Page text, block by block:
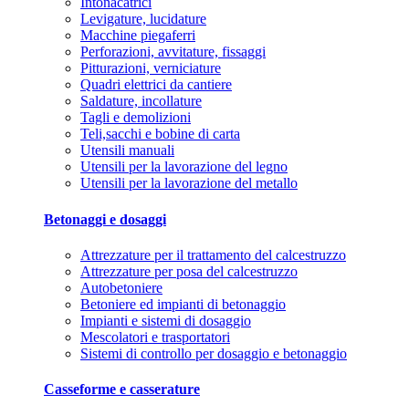
Levigature, lucidature
Macchine piegaferri
Perforazioni, avvitature, fissaggi
Pitturazioni, verniciature
Quadri elettrici da cantiere
Saldature, incollature
Tagli e demolizioni
Teli,sacchi e bobine di carta
Utensili manuali
Utensili per la lavorazione del legno
Utensili per la lavorazione del metallo
Betonaggi e dosaggi
Attrezzature per il trattamento del calcestruzzo
Attrezzature per posa del calcestruzzo
Autobetoniere
Betoniere ed impianti di betonaggio
Impianti e sistemi di dosaggio
Mescolatori e trasportatori
Sistemi di controllo per dosaggio e betonaggio
Casseforme e casserature